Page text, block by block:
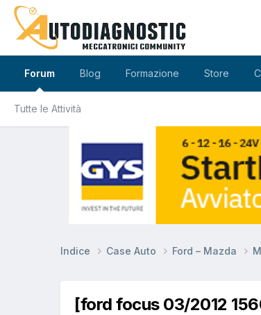
Forum
Tutte le Attività
Blog Formazione Store
Indice Case Auto Ford – Mazda
[ford focus 03/2012